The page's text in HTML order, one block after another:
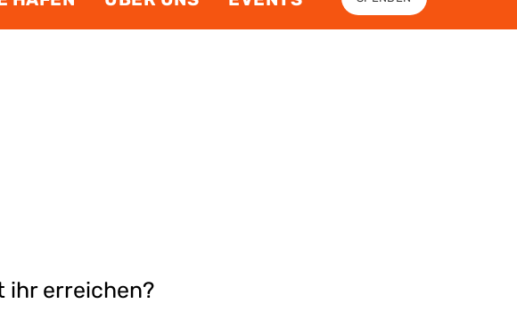
ihr erreichen?